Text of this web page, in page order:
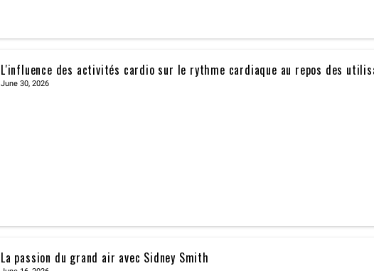
L'influence des activités cardio sur le rythme cardiaque au repos des
June 30, 2026
La passion du grand air avec Sidney Smith